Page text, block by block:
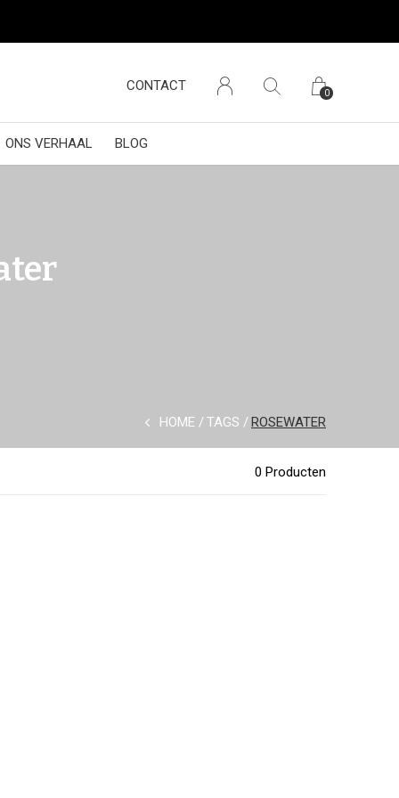
ONS VERHAAL BLOG
CONTACT 0
HOME TAGS ROSEWATER
0 Producten